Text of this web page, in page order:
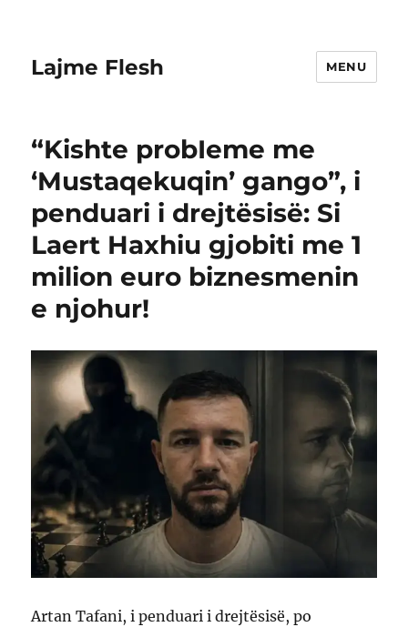
Lajme Flesh MENU
“Kishte probIeme me
‘Mustaqekuqin’ gango”, i
penduari i drejtësisë: Si
Laert Haxhiu gjobiti me 1
milion euro biznesmenin
e njohur!
Artan Tafani, i penduari i drejtësisë, po